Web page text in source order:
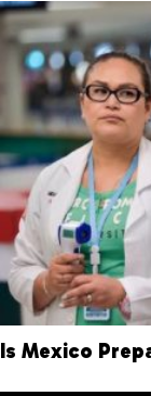
Is Mexico